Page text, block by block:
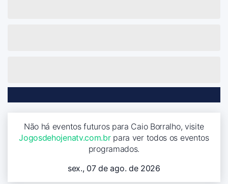
Não há eventos futuros para Caio Borralho, visite
Jogosdehojenatv.com.brpara ver todos os eventos
programados.
sex., 07 de ago. de 2026